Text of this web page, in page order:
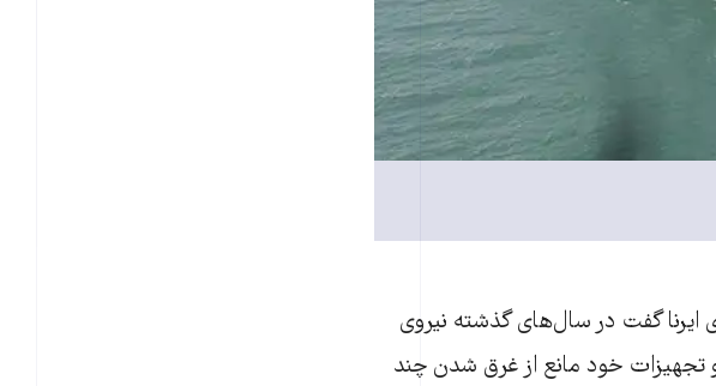
ایرنا گفت در سال‌های گذشته نیروی
تجهیزات خود مانع از غرق شدن چند